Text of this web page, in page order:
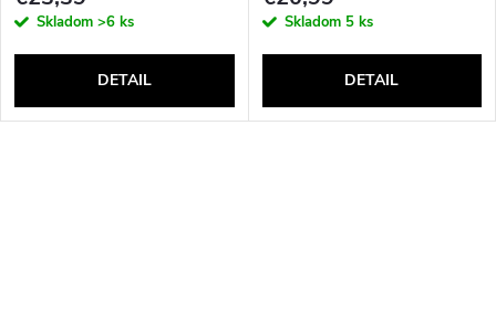
Skladom >6 ks
DETAIL
Skladom 5 ks
DETAIL